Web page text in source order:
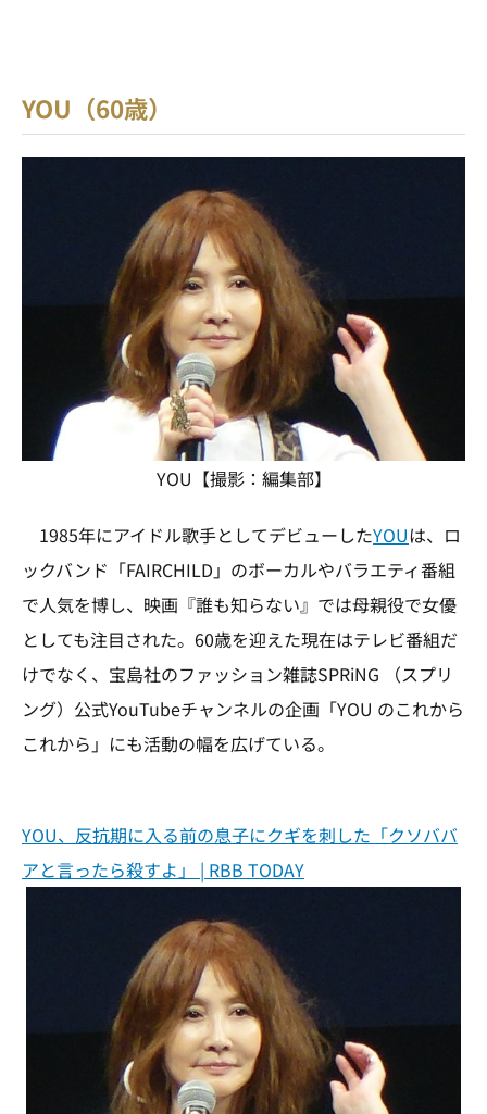
YOU（60歳）
YOU【撮影：編集部】
1985年にアイドル歌手としてデビューしたYOUは、ロ
ックバンド「FAIRCHILD」のボーカルやバラエティ番組
で人気を博し、映画『誰も知らない』では母親役で女優
としても注目された。60歳を迎えた現在はテレビ番組だ
けでなく、宝島社のファッション雑誌SPRiNG （スプリ
ング）公式YouTubeチャンネルの企画「YOU のこれから
これから」にも活動の幅を広げている。
YOU、反抗期に入る前の息子にクギを刺した「クソババ
アと言ったら殺すよ」 | RBB TODAY